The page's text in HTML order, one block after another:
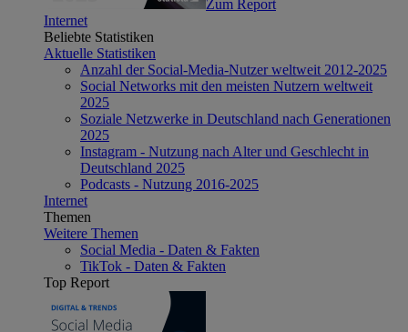
Zum Report
Internet
Beliebte Statistiken
Aktuelle Statistiken
Anzahl der Social-Media-Nutzer weltweit 2012-2025
Social Networks mit den meisten Nutzern weltweit
2025
Soziale Netzwerke in Deutschland nach Generationen
2025
Instagram - Nutzung nach Alter und Geschlecht in
Deutschland 2025
Podcasts - Nutzung 2016-2025
Internet
Themen
Weitere Themen
Social Media - Daten & Fakten
TikTok - Daten & Fakten
Top Report